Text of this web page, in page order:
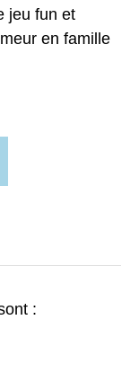
jeu fun et
en famille
: